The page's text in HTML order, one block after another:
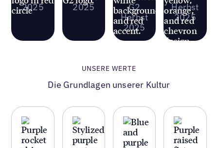
2025
2025
G2
Herbst
2025
Herbst
2025
UNSERE WERTE
Die Grundlagen unserer Kultur